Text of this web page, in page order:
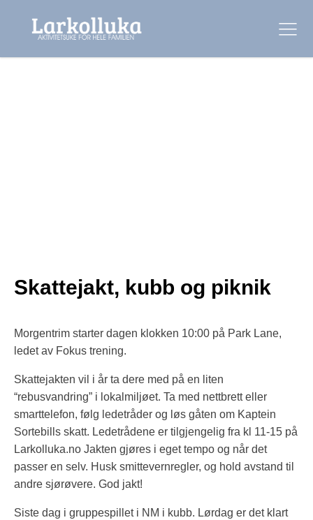
Skattejakt, kubb og piknik
Morgentrim starter dagen klokken 10:00 på Park Lane,
ledet av Fokus trening.
Skattejakten vil i år ta dere med på en liten
“rebusvandring” i lokalmiljøet. Ta med nettbrett eller
smarttelefon, følg ledetråder og løs gåten om Kaptein
Sortebills skatt. Ledetrådene er tilgjengelig fra kl 11-15 på
Larkolluka.no Jakten gjøres i eget tempo og når det
passer en selv. Husk smittevernregler, og hold avstand til
andre sjørøvere. God jakt!
Siste dag i gruppespillet i NM i kubb. Lørdag er det klart